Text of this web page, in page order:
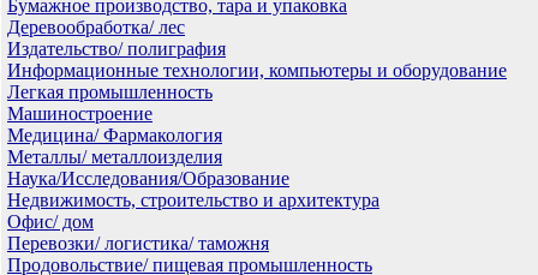
Бумажное производство, тара и упаковка
Деревообработка/ лес
Издательство/ полиграфия
Информационные технологии, компьютеры и оборудование
Легкая промышленность
Машиностроение
Медицина/ Фармакология
Металлы/ металлоизделия
Наука/Исследования/Образование
Недвижимость, строительство и архитектура
Офис/ дом
Перевозки/ логистика/ таможня
Продовольствие/ пищевая промышленность